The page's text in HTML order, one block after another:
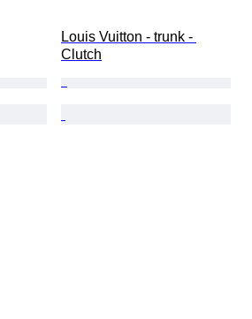
Louis Vuitton - trunk -
Clutch